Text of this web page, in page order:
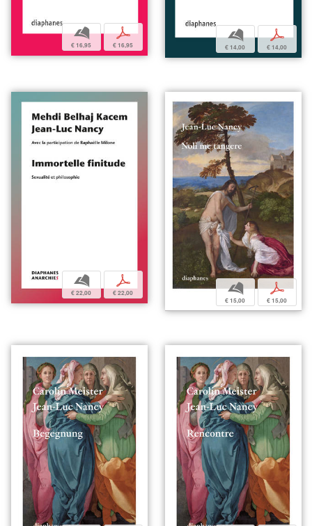
b
€ 16,95
p
€ 16,95
b
€ 14,00
p
€ 14,00
b
€ 22,00
p
€ 22,00 b
€ 15,00
p
€ 15,00